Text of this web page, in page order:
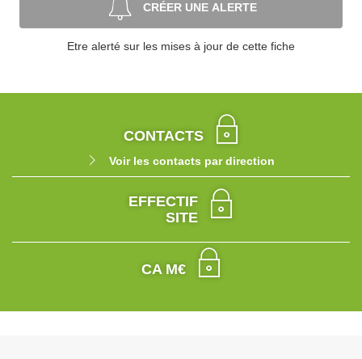
CRÉER UNE ALERTE
Etre alerté sur les mises à jour de cette fiche
CONTACTS
Voir les contacts par direction
EFFECTIF
SITE
CA M€